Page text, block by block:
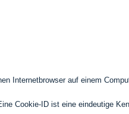
Internetbrowser auf einem
Cookie-ID ist eine eindeutige